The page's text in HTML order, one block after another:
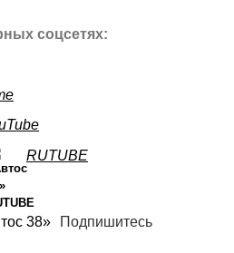
соцсетях:
RUTUBE
Подпишитесь